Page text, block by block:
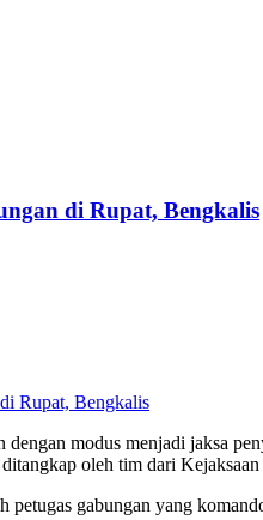
di Rupat, Bengkalis
dengan modus menjadi jaksa
oleh tim dari
petugas gabungan yang